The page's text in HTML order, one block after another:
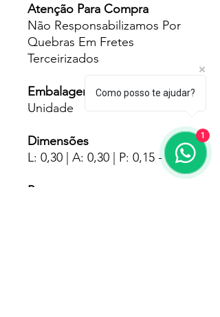
Atenção Para Compra
Não Responsabilizamos Por
Quebras Em Fretes
Terceirizados
Embalagens
Unidade
Dimensões
L: 0,30 | A: 0,30 | P: 0,15 - Mts
Pesos
Como posso te ajudar?
1